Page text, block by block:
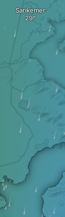
Sarıkemer